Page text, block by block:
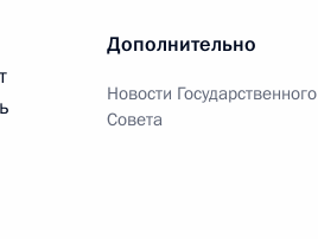
общего
Дополнительно
Новости Государственного
Совета